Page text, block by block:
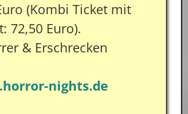
(Kombi Ticket mit
72,50 Euro).
& Erschrecken
nights.de